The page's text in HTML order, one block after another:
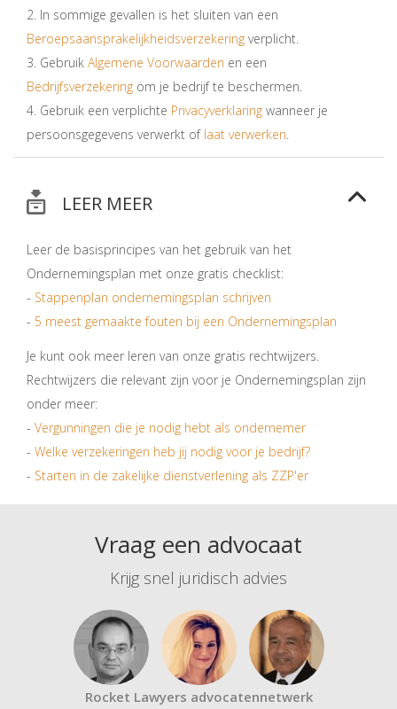
2. In sommige gevallen is het sluiten van een
Beroepsaansprakelijkheidsverzekering verplicht.
3. Gebruik Algemene Voorwaarden en een
Bedrijfsverzekering om je bedrijf te beschermen.
4. Gebruik een verplichte Privacyverklaring wanneer je
persoonsgegevens verwerkt of laat verwerken.
LEER MEER
Leer de basisprincipes van het gebruik van het
Ondernemingsplan met onze gratis checklist:
- Stappenplan ondernemingsplan schrijven
- 5 meest gemaakte fouten bij een Ondernemingsplan
Je kunt ook meer leren van onze gratis rechtwijzers.
Rechtwijzers die relevant zijn voor je Ondernemingsplan zijn
onder meer:
- Vergunningen die je nodig hebt als ondernemer
- Welke verzekeringen heb jij nodig voor je bedrijf?
- Starten in de zakelijke dienstverlening als ZZP'er
Vraag een advocaat
Krijg snel juridisch advies
Rocket Lawyers advocatennetwerk